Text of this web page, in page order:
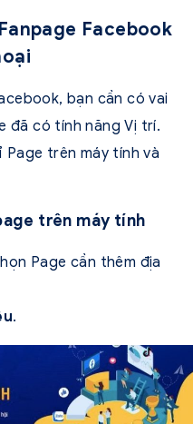
Facebook
bạn cần có vai
đã có tính năng Vị trí.
Page trên máy tính và
trên máy tính
Page cần thêm địa
.